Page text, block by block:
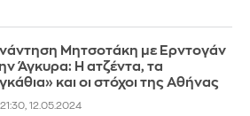
Μητσοτάκη με Ερντογάν
Άγκυρα: Η ατζέντα, τα
και οι στόχοι της Αθήνας
21:30, 12.05.2024